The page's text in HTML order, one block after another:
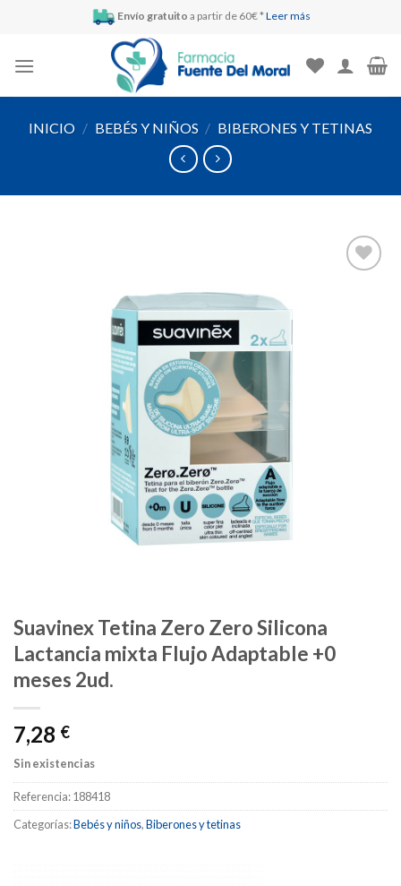
Envío gratuito a partir de 60€ * Leer más
INICIO / BEBÉS Y NIÑOS / BIBERONES Y TETINAS
Suavinex Tetina Zero Zero Silicona
Lactancia mixta Flujo Adaptable +0
meses 2ud.
7,28 €
Sin existencias
Referencia:188418
Categorías:Bebés y niños,Biberones y tetinas